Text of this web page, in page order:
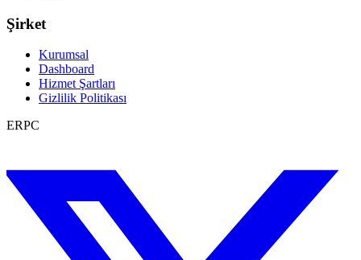
Şirket
Kurumsal
Dashboard
Hizmet Şartları
Gizlilik Politikası
ERPC